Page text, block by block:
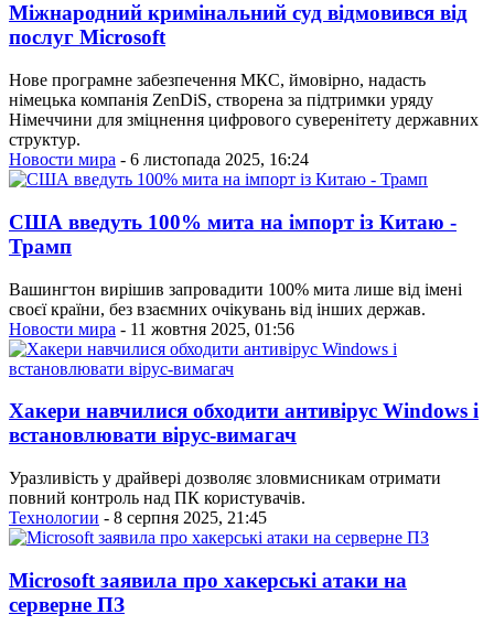
Міжнародний кримінальний суд відмовився від
послуг Microsoft
Нове програмне забезпечення МКС, ймовірно, надасть
німецька компанія ZenDiS, створена за підтримки уряду
Німеччини для зміцнення цифрового суверенітету державних
структур.
Новости мира - 6 листопада 2025, 16:24
США введуть 100% мита на імпорт із Китаю -
Трамп
Вашингтон вирішив запровадити 100% мита лише від імені
своєї країни, без взаємних очікувань від інших держав.
Новости мира - 11 жовтня 2025, 01:56
Хакери навчилися обходити антивірус Windows і
встановлювати вірус-вимагач
Уразливість у драйвері дозволяє зловмисникам отримати
повний контроль над ПК користувачів.
Технологии - 8 серпня 2025, 21:45
Microsoft заявила про хакерські атаки на
серверне ПЗ